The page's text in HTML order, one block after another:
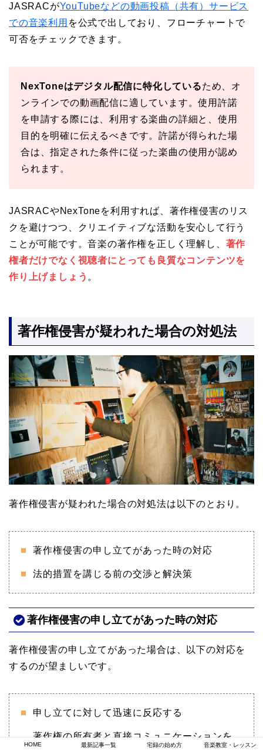
JASRACがYouTubeなどの動画投稿（共有）サービス
での音楽利用 を公式で出しており、フローチャートで
可否をチェックできます。
NexToneはデジタル配信に特化しているため、オ
ンラインでの動画配信に適しています。使用許諾
を申請する際には、利用する楽曲の詳細と、使用
目的を明確に伝えるべきです。許諾が得られた場
合は、指定された条件に従った楽曲の使用が認め
られます。
JASRACやNexToneを利用すれば、著作権侵害のリス
クを避けつつ、クリエイティブな活動を安心して行う
ことが可能です。音楽の著作権を正しく理解し、 著作
権者だけでなく視聴者にとっても良質なコンテンツを
作り上げましょう 。
著作権侵害が疑われた場合の対処法
著作権侵害が疑われた場合の対処法は以下のとおり。
著作権侵害の申し立てがあった時の対応
法的措置を講じる前の交渉と解決策
著作権侵害の申し立てがあった時の対応
著作権侵害の申し立てがあった場合は、以下の対応を
するのが望ましいです。
申し立てに対して迅速に反応する
著作権の所有者と直接コミュニケーションを
HOME 最新記事一覧 宅録の始め方 音楽教室・レッスン